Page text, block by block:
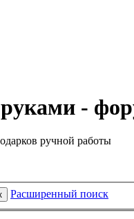
-
ручной работы
Расширенный поиск